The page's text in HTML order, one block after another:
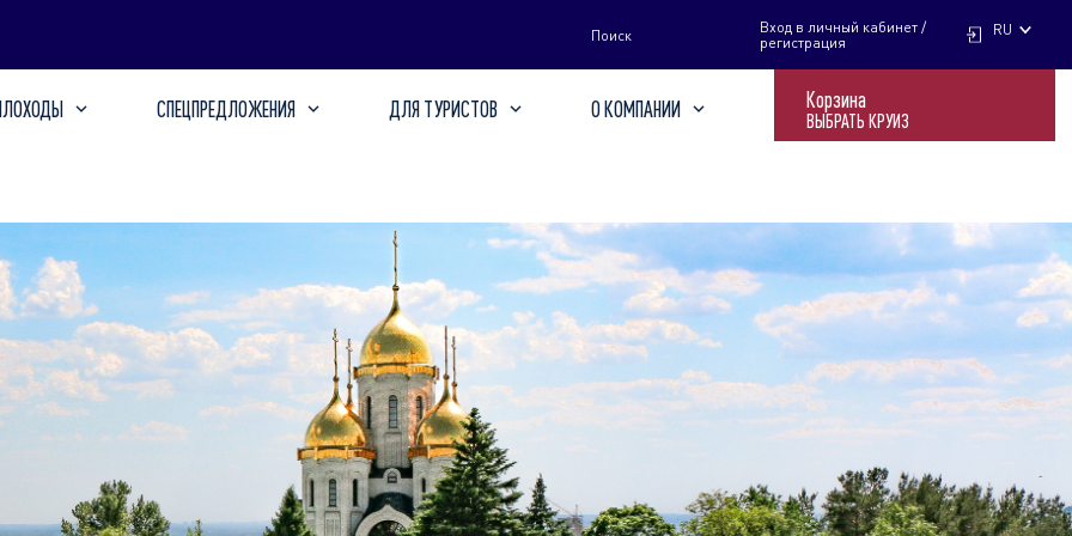
Поиск
Вход в личный кабинет /
регистрация
RU
СПЕЦПРЕДЛОЖЕНИЯ ДЛЯ ТУРИСТОВ О КОМПАНИИ Корзина
ВЫБРАТЬ КРУИЗ